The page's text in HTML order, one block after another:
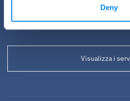
Deny
Grazie ai nostri programmi completi
Visualizza i